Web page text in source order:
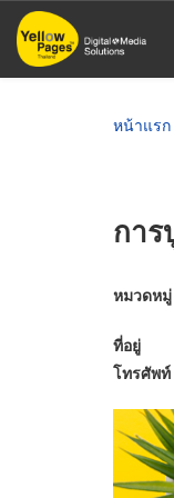
ข้าม
ไป
หน้าแรก
การ
หมวดห
ที่อยู่
โทรศัพท์